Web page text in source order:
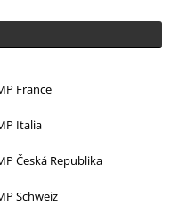
France
Italia
Česká Republika
Schweiz